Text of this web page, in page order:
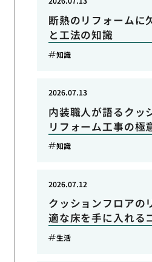
断熱のリフォームに
と工法の知識
知識
内装職人が語るクッ
リフォーム工事の極
2026.07.13
知識
クッションフロアの
適な床を手に入れる
2026.07.12
生活